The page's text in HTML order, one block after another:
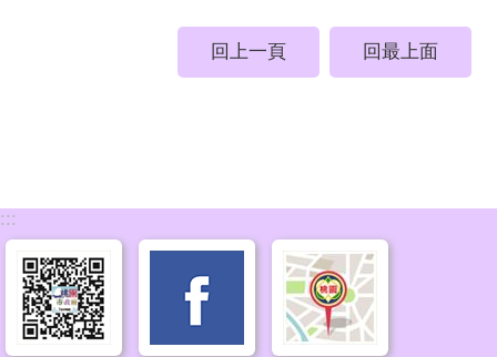
回上一頁 回最上面
:::